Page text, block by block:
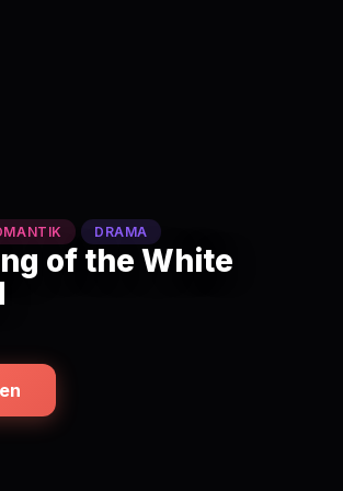
DRAMA
of the White